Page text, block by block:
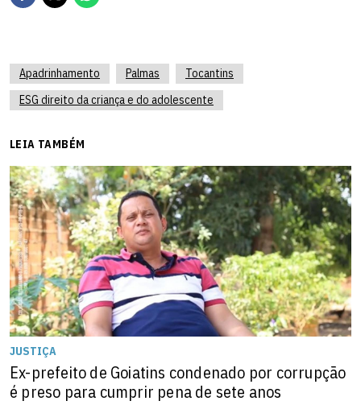
Apadrinhamento Palmas
Tocantins
ESG direito da criança e do adolescente
LEIA TAMBÉM
JUSTIÇA
Ex-prefeito de Goiatins condenado por corrupção
é preso para cumprir pena de sete anos